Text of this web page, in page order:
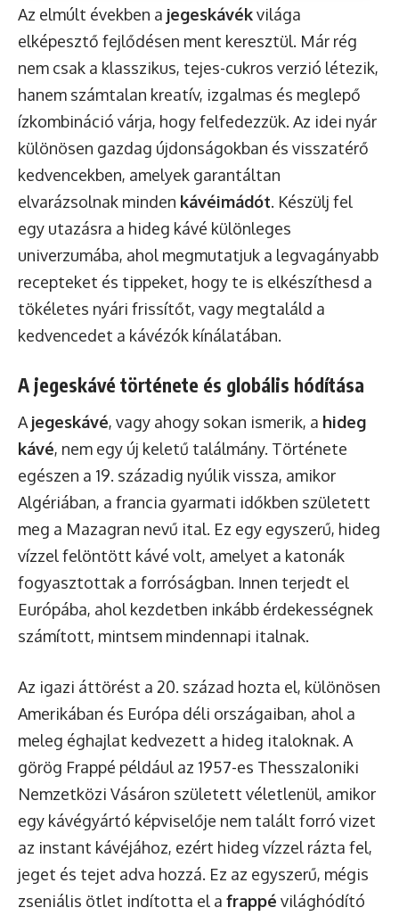
Az elmúlt években a jegeskávékvilága
elképesztő fejlődésen ment keresztül. Már rég
nem csak a klasszikus, tejes-cukros verzió létezik,
hanem számtalan kreatív, izgalmas és meglepő
ízkombináció várja, hogy felfedezzük. Az idei nyár
különösen gazdag újdonságokban és visszatérő
kedvencekben, amelyek garantáltan
elvarázsolnak minden kávéimádót. Készülj fel
egy utazásra a hideg kávé különleges
univerzumába, ahol megmutatjuk a legvagányabb
recepteket és tippeket, hogy te is elkészíthesd a
tökéletes nyári frissítőt, vagy megtaláld a
kedvencedet a kávézók kínálatában.
A jegeskávé története és globális hódítása
A jegeskávé, vagy ahogy sokan ismerik, a hideg
kávé, nem egy új keletű találmány. Története
egészen a 19. századig nyúlik vissza, amikor
Algériában, a francia gyarmati időkben született
meg a Mazagran nevű ital. Ez egy egyszerű, hideg
vízzel felöntött kávé volt, amelyet a katonák
fogyasztottak a forróságban. Innen terjedt el
Európába, ahol kezdetben inkább érdekességnek
számított, mintsem mindennapi italnak.
Az igazi áttörést a 20. század hozta el, különösen
Amerikában és Európa déli országaiban, ahol a
meleg éghajlat kedvezett a hideg italoknak. A
görög Frappé például az 1957-es Thesszaloniki
Nemzetközi Vásáron született véletlenül, amikor
egy kávégyártó képviselője nem talált forró vizet
az instant kávéjához, ezért hideg vízzel rázta fel,
jeget és tejet adva hozzá. Ez az egyszerű, mégis
zseniális ötlet indította el a frappé világhódító